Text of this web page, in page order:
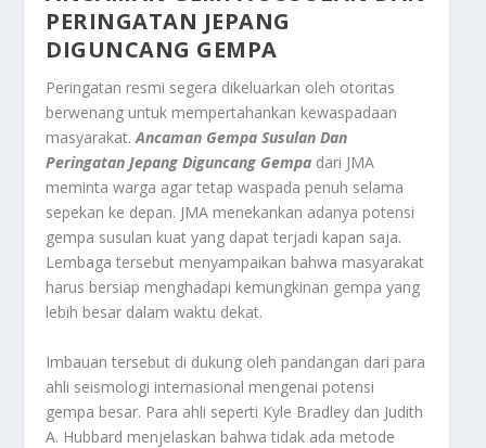
PERINGATAN JEPANG
DIGUNCANG GEMPA
Peringatan resmi segera dikeluarkan oleh otoritas
berwenang untuk mempertahankan kewaspadaan
masyarakat.Ancaman Gempa Susulan Dan
Peringatan Jepang Diguncang Gempa dari JMA
meminta warga agar tetap waspada penuh selama
sepekan ke depan. JMA menekankan adanya potensi
gempa susulan kuat yang dapat terjadi kapan saja.
Lembaga tersebut menyampaikan bahwa masyarakat
harus bersiap menghadapi kemungkinan gempa yang
lebih besar dalam waktu dekat.
Imbauan tersebut di dukung oleh pandangan dari para
ahli seismologi internasional mengenai potensi
gempa besar. Para ahli seperti Kyle Bradley dan Judith
A. Hubbard menjelaskan bahwa tidak ada metode